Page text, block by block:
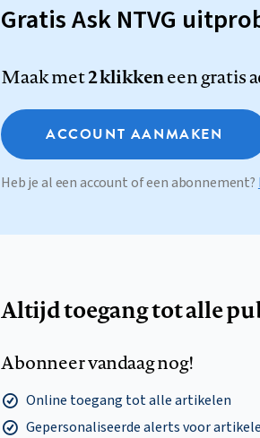
Gratis Ask NTVG
Maak met2 klikkeneen gratis
ACCOUNT AANMAKEN
Heb je al een account of een abonnement?
Altijd toegang tot alle
Abonneer vandaag nog!
Online toegang tot alle artikelen
Gepersonaliseerde alerts voor